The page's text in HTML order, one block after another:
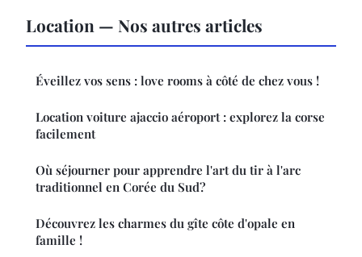
Location — Nos autres articles
Éveillez vos sens : love rooms à côté de chez vous !
Location voiture ajaccio aéroport : explorez la corse
facilement
Où séjourner pour apprendre l'art du tir à l'arc
traditionnel en Corée du Sud?
Découvrez les charmes du gîte côte d'opale en
famille !